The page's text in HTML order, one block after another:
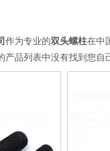
作为专业的双头螺柱在中
产品列表中没有找到您自